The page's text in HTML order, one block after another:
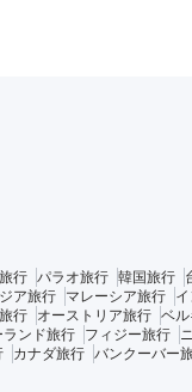
行 パラオ旅行 韓国旅行
ア旅行 マレーシア旅行
行 オーストリア旅行 ベ
ランド旅行 フィジー旅行
カナダ旅行 バンクーバー